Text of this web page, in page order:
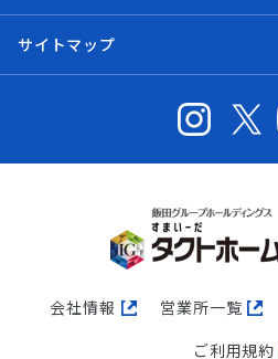
サイトマップ
会社情報 営業所一覧
ご利用規約